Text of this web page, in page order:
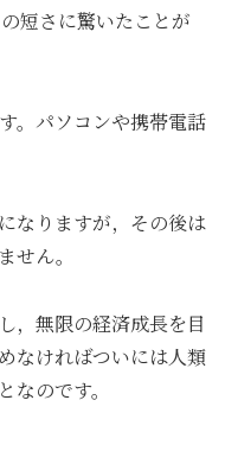
短さに驚いたことが
。パソコンや携帯電話
なりますが，その後は
せん。
，無限の経済成長を目
なければついには人類
のです。